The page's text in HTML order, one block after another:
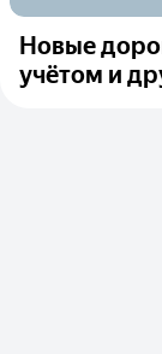
Новые
учётом и